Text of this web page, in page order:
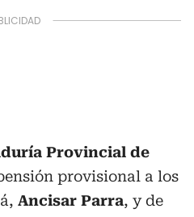
Provincial de
provisional a los
Ancisar Parra, y de